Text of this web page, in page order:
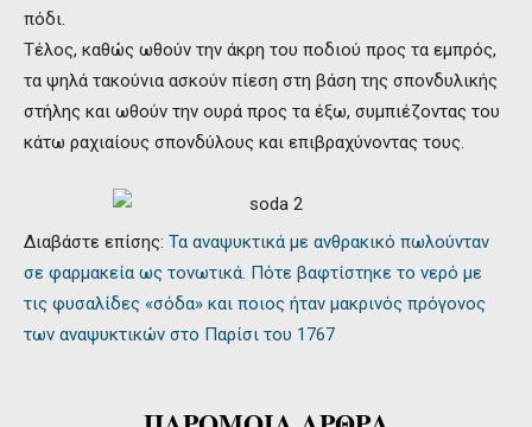
πόδι.
Τέλος, καθώς ωθούν την άκρη του ποδιού προς τα εμπρός,
τα ψηλά τακούνια ασκούν πίεση στη βάση της σπονδυλικής
στήλης και ωθούν την ουρά προς τα έξω, συμπιέζοντας του
κάτω ραχιαίους σπονδύλους και επιβραχύνοντας τους.
Διαβάστε επίσης: Τα αναψυκτικά με ανθρακικό πωλούνταν
σε φαρμακεία ως τονωτικά. Πότε βαφτίστηκε το νερό με
τις φυσαλίδες «σόδα» και ποιος ήταν μακρινός πρόγονος
των αναψυκτικών στο Παρίσι του 1767